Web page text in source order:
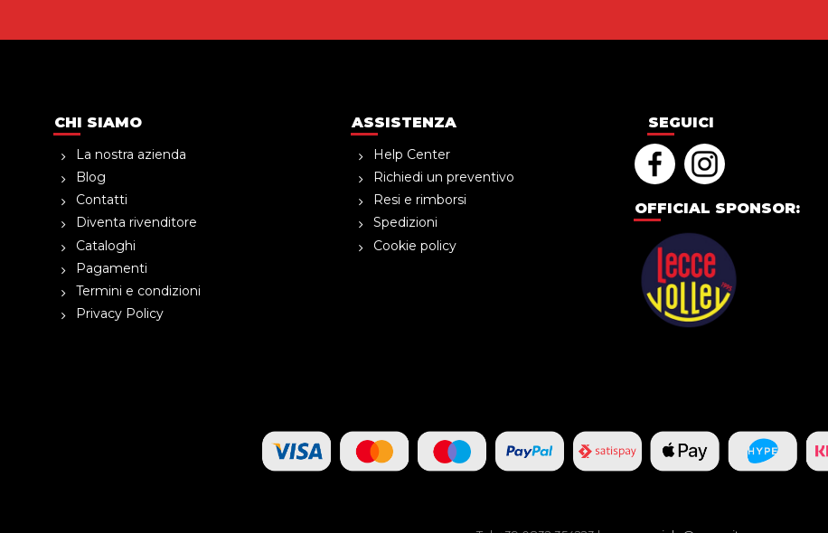
CHI SIAMO
La nostra azienda
Blog
Contatti
Diventa rivenditore
Cataloghi
Pagamenti
Termini e condizioni
Privacy Policy
ASSISTENZA
Help Center
Richiedi un preventivo
Resi e rimborsi
Spedizioni
Cookie policy
SEGUICI
OFFICIAL SPONSOR: